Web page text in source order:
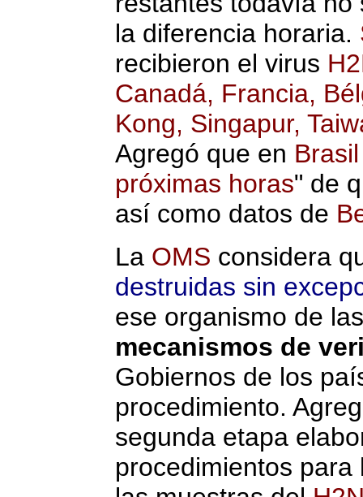
la diferencia horaria.
recibieron el virus
Canadá, Francia,
Kong, Singapur,
Agregó que en Brasil
próximas horas" de
así como datos de
La OMS considera
destruidas sin
ese organismo de
mecanismos de
Gobiernos de los
procedimiento.
segunda etapa
procedimientos